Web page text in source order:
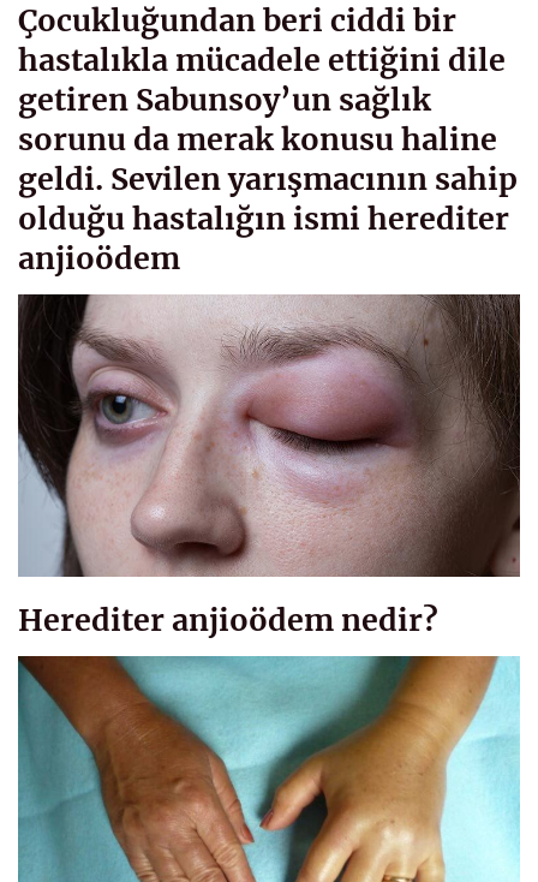
Çocukluğundan beri ciddi bir
hastalıkla mücadele ettiğini dile
getiren Sabunsoy’un sağlık
sorunu da merak konusu haline
geldi. Sevilen yarışmacının sahip
olduğu hastalığın ismi herediter
anjioödem
Herediter anjioödem nedir?